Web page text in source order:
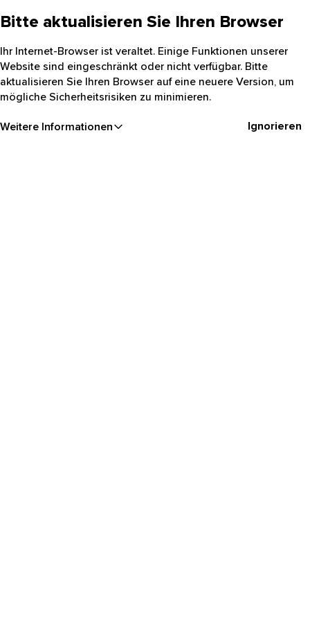
Bitte aktualisieren Sie Ihren Browser
Ihr Internet-Browser ist veraltet. Einige Funktionen unserer
Website sind eingeschränkt oder nicht verfügbar. Bitte
aktualisieren Sie Ihren Browser auf eine neuere Version, um
mögliche Sicherheitsrisiken zu minimieren.
Weitere Informationen Ignorieren